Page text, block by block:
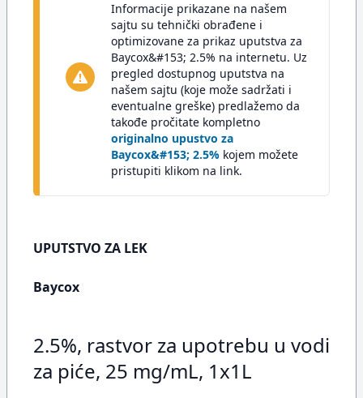
Informacije prikazane na našem
sajtu su tehnički obrađene i
optimizovane za prikaz uputstva za
Baycox&#153; 2.5% na internetu. Uz
pregled dostupnog uputstva na
našem sajtu (koje može sadržati i
eventualne greške) predlažemo da
takođe pročitate kompletno
originalno upustvo za
Baycox&#153; 2.5% kojem možete
pristupiti klikom na link.
UPUTSTVO ZA LEK
Baycox
2.5%, rastvor za upotrebu u vodi
za piće, 25 mg/mL, 1x1L